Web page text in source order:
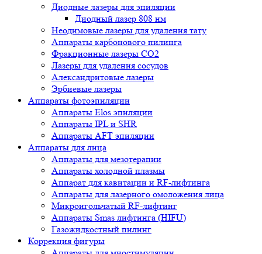
Диодные лазеры для эпиляции
Диодный лазер 808 нм
Неодимовые лазеры для удаления тату
Аппараты карбонового пилинга
Фракционные лазеры CO2
Лазеры для удаления сосудов
Александритовые лазеры
Эрбиевые лазеры
Аппараты фотоэпиляции
Аппараты Elos эпиляции
Аппараты IPL и SHR
Аппараты AFT эпиляции
Аппараты для лица
Аппараты для мезотерапии
Аппараты холодной плазмы
Аппарат для кавитации и RF-лифтинга
Аппараты для лазерного омоложения лица
Микроигольчатый RF-лифтинг
Аппараты Smas лифтинга (HIFU)
Газожидкостный пилинг
Коррекция фигуры